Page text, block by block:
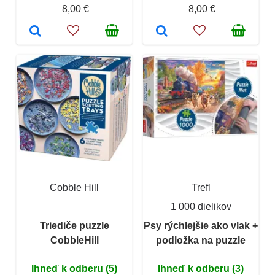
8,00 € 8,00 €
Cobble Hill
Triediče puzzle
CobbleHill
Ihneď k odberu (5)
Trefl
1 000 dielikov
Psy rýchlejšie ako vlak +
podložka na puzzle
Ihneď k odberu (3)